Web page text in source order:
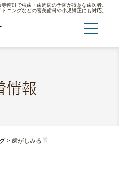
南町で虫歯・歯周病の予防が得意な歯医者。
トニングなどの審美歯科や小児矯正にも対応。
情報
> 歯がしみる